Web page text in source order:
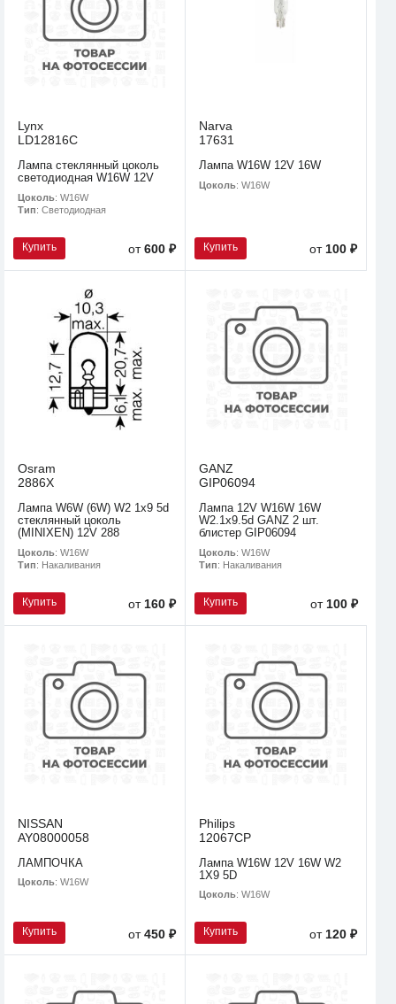
Lynx
LD12816C
Лампа стеклянный цоколь
светодиодная W16W 12V
Цоколь: W16W
Тип: Светодиодная
Купить от600 ₽
Narva
17631
Лампа W16W 12V 16W
Цоколь: W16W
Купить от100 ₽
Osram
2886X
Лампа W6W (6W) W2 1x9 5d
стеклянный цоколь
(MINIXEN) 12V 288
Цоколь: W16W
Тип: Накаливания
Купить от160 ₽
GANZ
GIP06094
Лампа 12V W16W 16W
W2.1x9.5d GANZ 2 шт.
блистер GIP06094
Цоколь: W16W
Тип: Накаливания
Купить от100 ₽
NISSAN
AY08000058
ЛАМПОЧКА
Цоколь: W16W
Купить от450 ₽
Philips
12067CP
Лампа W16W 12V 16W W2
1X9 5D
Цоколь: W16W
Купить от 120 ₽